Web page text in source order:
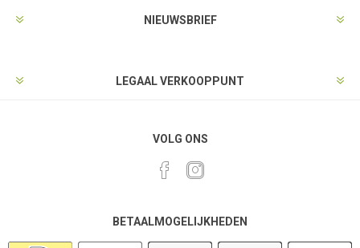
NIEUWSBRIEF
LEGAAL VERKOOPPUNT
VOLG ONS
BETAALMOGELIJKHEDEN